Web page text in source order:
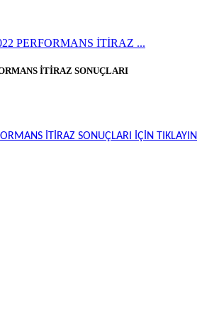
PERFORMANS İTİRAZ ...
İTİRAZ SONUÇLARI
İTİRAZ SONUÇLARI İÇİN TIKLAYIN